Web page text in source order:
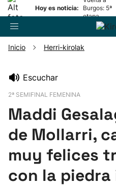
Hoy es noticia:
Burgos: 5ª
etapa
Pelota
Remo
Inicio Herri-kirolak
Escuchar
2ª SEMIFINAL FEMENINA
Maddi
de Mollarri,
muy felices
con la